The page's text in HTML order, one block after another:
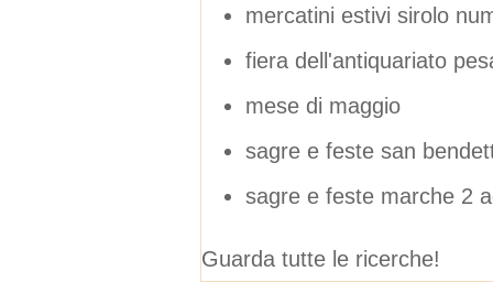
mercatini estivi sirolo
fiera dell'antiquariato
mese di maggio
sagre e feste san
sagre e feste marche 2
Guarda tutte le ricerche!